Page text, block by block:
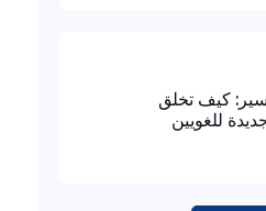
كيف تخلق